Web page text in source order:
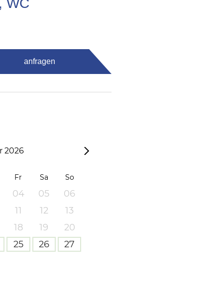
anfragen
2026
Fr Sa So
04 05
06
11 12
13
18 19
20
25 26
27